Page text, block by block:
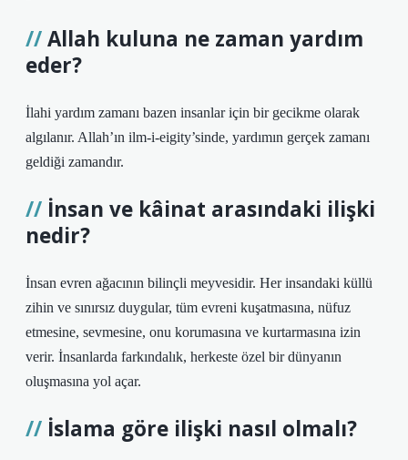
Allah kuluna ne zaman yardım
eder?
İlahi yardım zamanı bazen insanlar için bir gecikme olarak
algılanır. Allah’ın ilm-i-eigity’sinde, yardımın gerçek zamanı
geldiği zamandır.
İnsan ve kâinat arasındaki ilişki
nedir?
İnsan evren ağacının bilinçli meyvesidir. Her insandaki küllü
zihin ve sınırsız duygular, tüm evreni kuşatmasına, nüfuz
etmesine, sevmesine, onu korumasına ve kurtarmasına izin
verir. İnsanlarda farkındalık, herkeste özel bir dünyanın
oluşmasına yol açar.
İslama göre ilişki nasıl olmalı?